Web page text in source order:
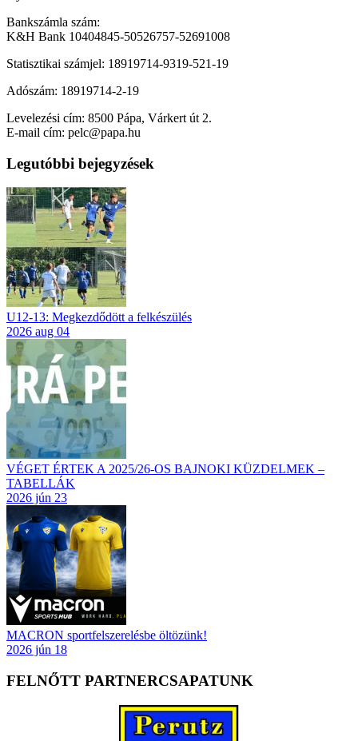
Bankszámla szám:
K&H Bank 10404845-50526757-52691008
Statisztikai számjel: 18919714-9319-521-19
Adószám: 18919714-2-19
Levelezési cím: 8500 Pápa, Várkert út 2.
E-mail cím: pelc@papa.hu
Legutóbbi bejegyzések
U12-13: Megkezdődött a felkészülés
2026 aug 04
VÉGET ÉRTEK A 2025/26-OS BAJNOKI KÜZDELMEK –
TABELLÁK
2026 jún 23
MACRON sportfelszerelésbe öltözünk!
2026 jún 18
FELNŐTT PARTNERCSAPATUNK